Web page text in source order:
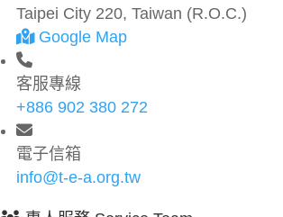
Taipei City 220, Taiwan (R.O.C.)
Google Map
客服專線
+886 902 380 272
電子信箱
info@t-e-a.org.tw